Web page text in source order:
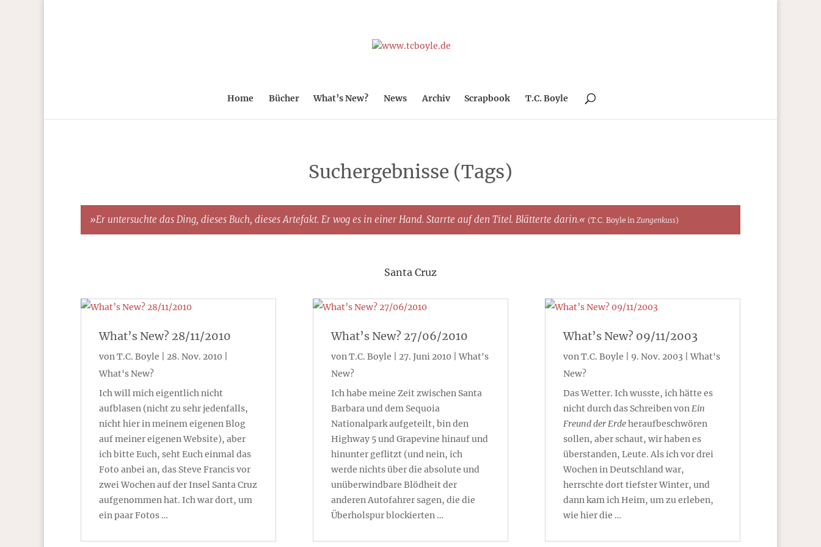
Home Bücher What’s New? News Archiv Scrapbook T.C. Boyle
Suchergebnisse (Tags)
»Er untersuchte das Ding, dieses Buch, dieses Artefakt. Er wog es in einer Hand. Starrte auf den Titel. Blätterte darin.« (T.C. Boyle in Zungenkuss)
Santa Cruz
What’s New? 28/11/2010
vonT.C. Boyle 28. Nov. 2010
What's New?
Ich will mich eigentlich nicht
aufblasen (nicht zu sehr jedenfalls,
nicht hier in meinem eigenen Blog
auf meiner eigenen Website), aber
ich bitte Euch, seht Euch einmal das
Foto anbei an, das Steve Francis vor
zwei Wochen auf der Insel Santa Cruz
aufgenommen hat. Ich war dort, um
ein paar Fotos …
What’s New? 27/06/2010
vonT.C. Boyle 27. Juni 2010 |What's
New?
Ich habe meine Zeit zwischen Santa
Barbara und dem Sequoia
Nationalpark aufgeteilt, bin den
Highway 5 und Grapevine hinauf und
hinunter geflitzt (und nein, ich
werde nichts über die absolute und
unüberwindbare Blödheit der
anderen Autofahrer sagen, die die
Überholspur blockierten …
What’s New? 09/11/2003
vonT.C. Boyle 9. Nov. 2003 |What's
New?
Das Wetter. Ich wusste, ich hätte es
nicht durch das Schreiben vonEin
Freund der Erdeheraufbeschwören
sollen, aber schaut, wir haben es
überstanden, Leute. Als ich vor drei
Wochen in Deutschland war,
herrschte dort tiefster Winter, und
dann kam ich Heim, um zu erleben,
wie hier die …